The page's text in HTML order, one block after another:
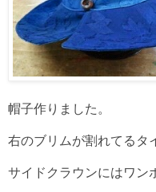
帽子作りました。
右のブリムが割れてるタ
サイドクラウンにはワン